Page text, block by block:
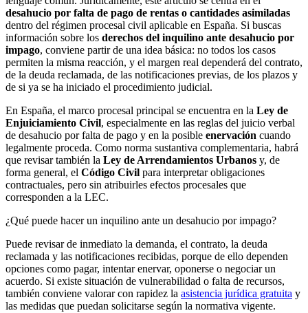
desahucio por falta de pago de rentas o cantidades asimiladas
dentro del régimen procesal civil aplicable en España. Si buscas
información sobre los derechos del inquilino ante desahucio por
impago, conviene partir de una idea básica: no todos los casos
permiten la misma reacción, y el margen real dependerá del contrato,
de la deuda reclamada, de las notificaciones previas, de los plazos y
de si ya se ha iniciado el procedimiento judicial.
En España, el marco procesal principal se encuentra en la Ley de
Enjuiciamiento Civil, especialmente en las reglas del juicio verbal
de desahucio por falta de pago y en la posible enervación cuando
legalmente proceda. Como norma sustantiva complementaria, habrá
que revisar también la Ley de Arrendamientos Urbanos y, de
forma general, el Código Civil para interpretar obligaciones
contractuales, pero sin atribuirles efectos procesales que
corresponden a la LEC.
¿Qué puede hacer un inquilino ante un desahucio por impago?
Puede revisar de inmediato la demanda, el contrato, la deuda
reclamada y las notificaciones recibidas, porque de ello dependen
opciones como pagar, intentar enervar, oponerse o negociar un
acuerdo. Si existe situación de vulnerabilidad o falta de recursos,
también conviene valorar con rapidez la asistencia jurídica gratuita y
las medidas que puedan solicitarse según la normativa vigente.